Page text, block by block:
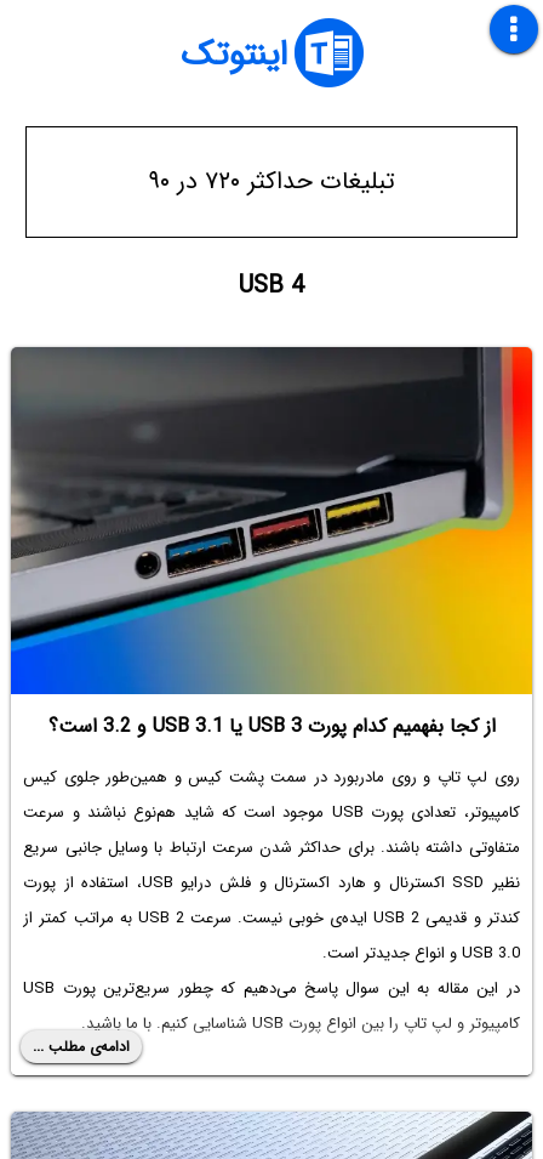
اینتوتک
تبلیغات حداکثر ۷۲۰ در ۹۰
USB 4
از کجا بفهمیم کدام پورت USB 3 یا USB 3.1 و 3.2 است؟
روی لپ تاپ و روی مادربورد در سمت پشت کیس و همین‌طور جلوی کیس
کامپیوتر، تعدادی پورت USB موجود است که شاید هم‌نوع نباشند و سرعت
متفاوتی داشته باشند. برای حداکثر شدن سرعت ارتباط با وسایل جانبی سریع
نظیر SSD اکسترنال و هارد اکسترنال و فلش درایو USB، استفاده از پورت
کندتر و قدیمی USB 2 ایده‌ی خوبی نیست.
سرعت USB 2
به مراتب کمتر از
USB 3.0 و انواع جدیدتر است.
در این مقاله به این سوال پاسخ می‌دهیم که چطور سریع‌ترین پورت USB
کامپیوتر و لپ تاپ را بین انواع پورت USB شناسایی کنیم. با ما باشید.
ادامه‌ی مطلب ...